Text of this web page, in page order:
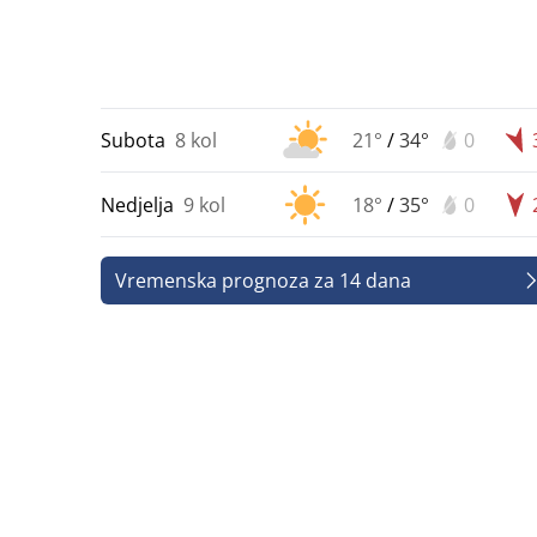
Subota 8 kol 21° /34° 0
Nedjelja 9 kol 18° /35° 0
Vremenska prognoza za 14 dana